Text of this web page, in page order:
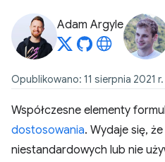
Adam Argyle
Opublikowano: 11 sierpnia 2021 r.
Współczesne elementy
dostosowania. Wydaje się,
niestandardowych lub nie